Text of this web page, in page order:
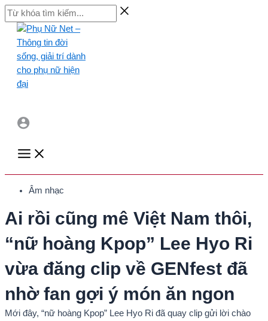
Skip
to
content
Từ
khóa
kiếm...
Main
Menu
Âm nhạc
Ai rồi cũng mê Việt Nam thôi,
“nữ hoàng Kpop” Lee Hyo Ri
vừa đăng clip về GENfest đã
nhờ fan gợi ý món ăn ngon
Mới đây, “nữ hoàng Kpop” Lee Hyo Ri đã quay clip gửi lời chào